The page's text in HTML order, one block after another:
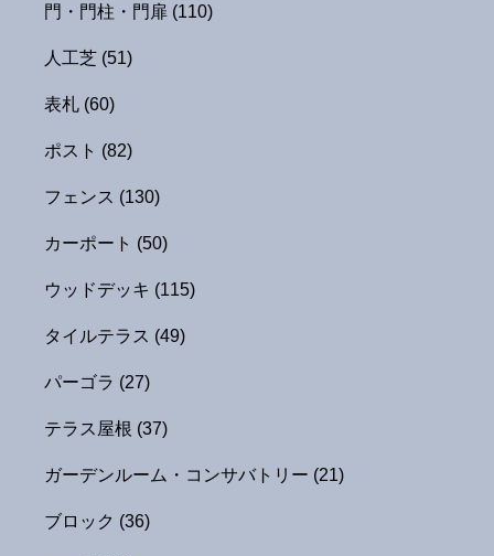
門・門柱・門扉 (110)
人工芝 (51)
表札 (60)
ポスト (82)
フェンス (130)
カーポート (50)
ウッドデッキ (115)
タイルテラス (49)
パーゴラ (27)
テラス屋根 (37)
ガーデンルーム・コンサバトリー (21)
ブロック (36)